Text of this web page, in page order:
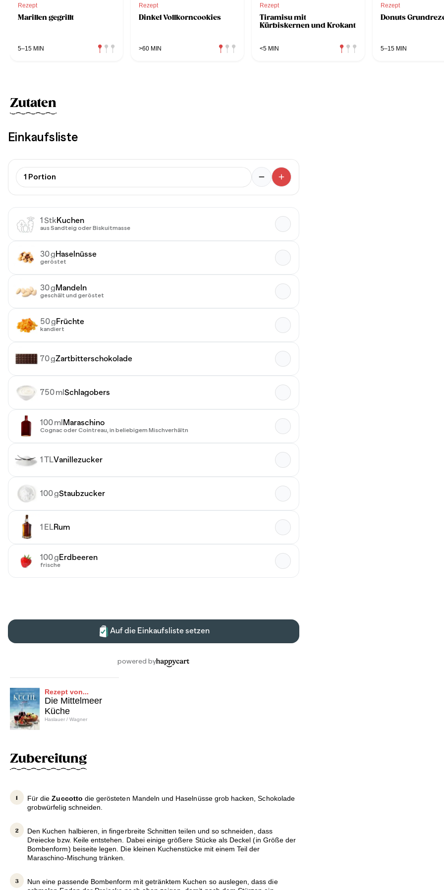
Rezept
Marillen gegrillt
5–15 MIN
Rezept
Dinkel Vollkorncookies
>60 MIN
Rezept
Tiramisu mit
Kürbiskernen und Krokant
<5 MIN
Rezept
Donuts
5–15 MIN
Zutaten
Rezept von...
Die Mittelmeer
Küche
Haslauer / Wagner
Zubereitung
Für dieZuccotto die gerösteten Mandeln und Haselnüsse grob hacken, Schokolade
grobwürfelig schneiden.
Den Kuchen halbieren, in fingerbreite Schnitten teilen und so schneiden, dass
Dreiecke bzw. Keile entstehen. Dabei einige größere Stücke als Deckel (in Größe der
Bombenform) beiseite legen. Die kleinen Kuchenstücke mit einem Teil der
Maraschino-Mischung tränken.
Nun eine passende Bombenform mit getränktem Kuchen so auslegen, dass die